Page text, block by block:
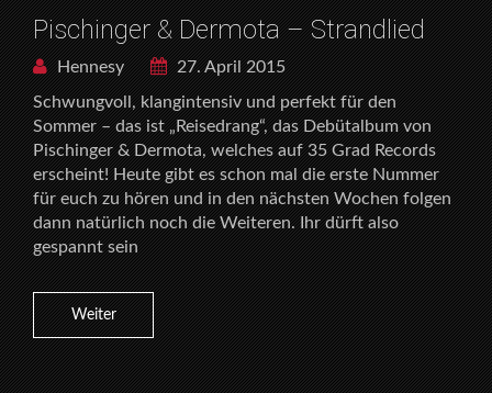
Pischinger & Dermota – Strandlied
Hennesy
27. April 2015
Schwungvoll, klangintensiv und perfekt für den
Sommer – das ist „Reisedrang“, das Debütalbum von
Pischinger & Dermota, welches auf 35 Grad Records
erscheint! Heute gibt es schon mal die erste Nummer
für euch zu hören und in den nächsten Wochen folgen
dann natürlich noch die Weiteren. Ihr dürft also
gespannt sein
Weiter